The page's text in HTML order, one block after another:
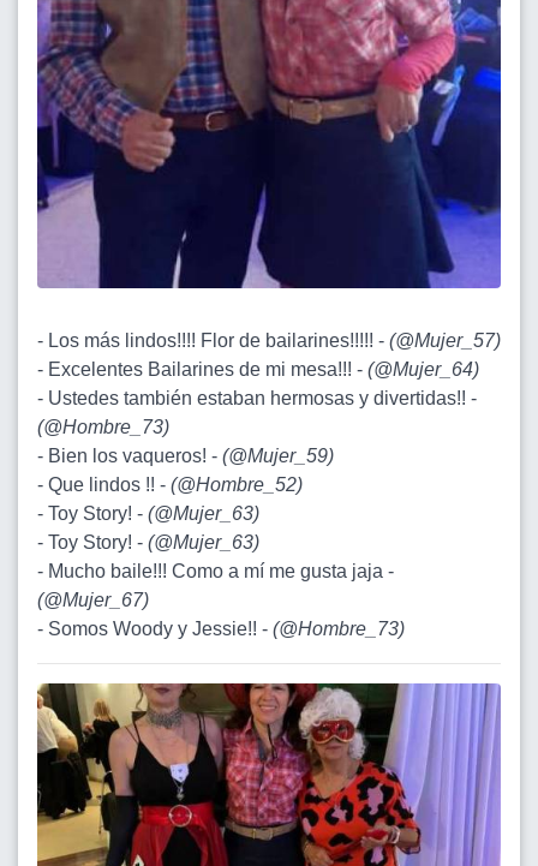
- Los más lindos!!!! Flor de bailarines!!!!! - (@Mujer_57)
- Excelentes Bailarines de mi mesa!!! - (@Mujer_64)
- Ustedes también estaban hermosas y divertidas!! -
(@Hombre_73)
- Bien los vaqueros! - (@Mujer_59)
- Que lindos !! - (@Hombre_52)
- Toy Story! - (@Mujer_63)
- Toy Story! - (@Mujer_63)
- Mucho baile!!! Como a mí me gusta jaja -
(@Mujer_67)
- Somos Woody y Jessie!! - (@Hombre_73)